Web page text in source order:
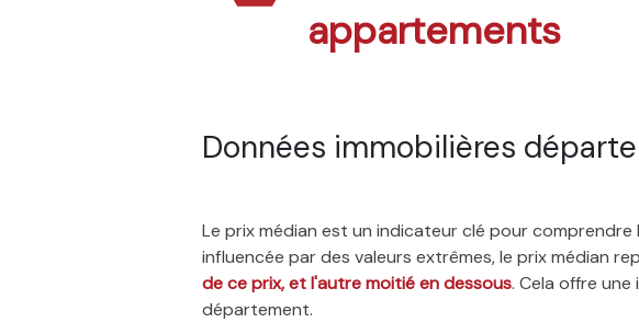
appartements
Données immobilières
Le prix médian est un indicateur clé pour
influencée par des valeurs extrêmes, le prix médian
de ce prix, et l'autre moitié en dessous. Cela offre
département.